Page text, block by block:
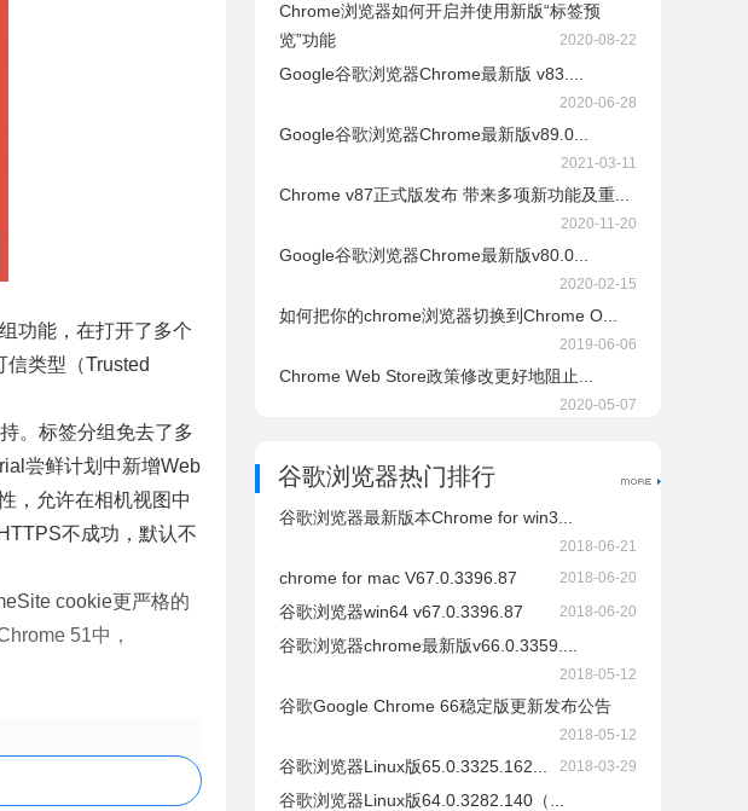
功能，在打开了多个
类型（Trusted
。标签分组免去了多
尝鲜计划中新增Web
，允许在相机视图中
不成功，默认不
cookie更严格的
51中，
Chrome浏览器如何开启并使用新版“标签预
览”功能
2020-08-22
Google谷歌浏览器Chrome最新版 v83....
2020-06-28
Google谷歌浏览器Chrome最新版v89.0...
2021-03-11
Chrome v87正式版发布 带来多项新功能及重...
2020-11-20
Google谷歌浏览器Chrome最新版v80.0...
2020-02-15
如何把你的chrome浏览器切换到Chrome O...
2019-06-06
Chrome Web Store政策修改更好地阻止...
2020-05-07
谷歌浏览器热门排行
谷歌浏览器最新版本Chrome for win3...
2018-06-21
chrome for mac V67.0.3396.87 2018-06-20
谷歌浏览器win64 v67.0.3396.87 2018-06-20
谷歌浏览器chrome最新版v66.0.3359....
2018-05-12
谷歌Google Chrome 66稳定版更新发布公告
2018-05-12
谷歌浏览器Linux版65.0.3325.162... 2018-03-29
谷歌浏览器Linux版64.0.3282.140（...